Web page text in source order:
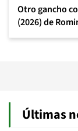
Otro gancho
(2026) de
Últimas